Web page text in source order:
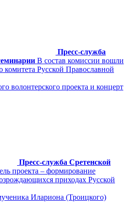
Пресс-служба
В состав комиссии вошли
комитета Русской Православной
волонтерского проекта и концерт
Пресс-служба Сретенской
проекта – формирование
приходах Русской
Илариона (Троицкого)